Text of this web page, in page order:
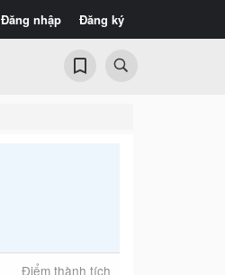
Đăng nhập Đăng ký
Điểm thành tích